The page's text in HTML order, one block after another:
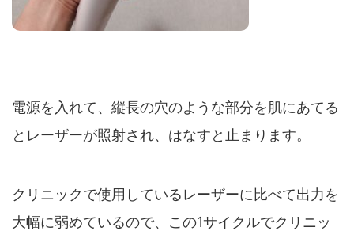
電源を入れて、縦長の穴のような部分を肌にあてる
とレーザーが照射され、はなすと止まります。
クリニックで使用しているレーザーに比べて出力を
大幅に弱めているので、この1サイクルでクリニッ